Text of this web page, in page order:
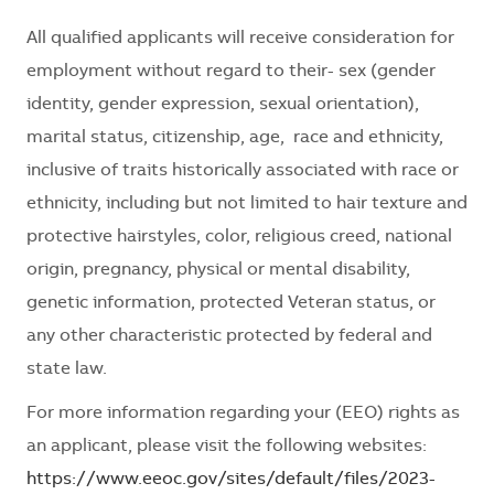
All qualified applicants will receive consideration for
employment without regard to their- sex (gender
identity, gender expression, sexual orientation),
marital status, citizenship, age, race and ethnicity,
inclusive of traits historically associated with race or
ethnicity, including but not limited to hair texture and
protective hairstyles, color, religious creed, national
origin, pregnancy, physical or mental disability,
genetic information, protected Veteran status, or
any other characteristic protected by federal and
state law.
For more information regarding your (EEO) rights as
an applicant, please visit the following websites:
https://www.eeoc.gov/sites/default/files/2023-